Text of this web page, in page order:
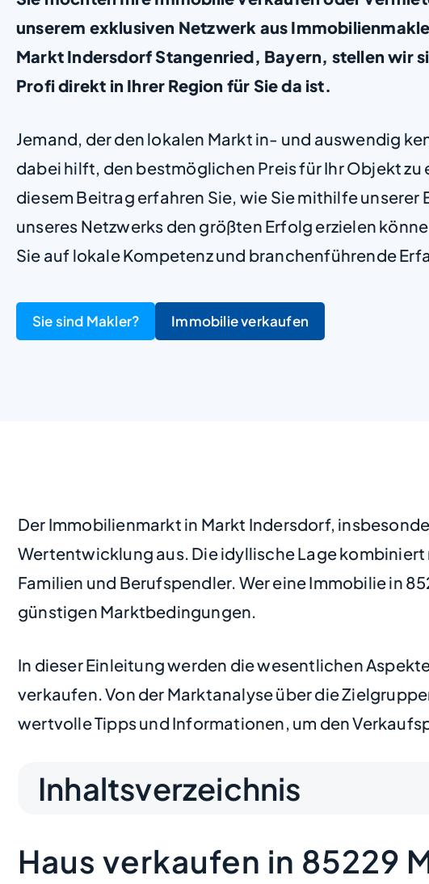
unserem exklusiven Netzwerk aus
Markt Indersdorf Stangenried, Bayern, stellen wir
Profi direkt in Ihrer Region für Sie da ist.
Jemand, der den lokalen Markt in- und auswendig
dabei hilft, den bestmöglichen Preis für Ihr Objekt zu
diesem Beitrag erfahren Sie, wie Sie mithilfe unserer
unseres Netzwerks den größten Erfolg erzielen
Sie auf lokale Kompetenz und branchenführende
Sie sind Makler? Immobilie verkaufen
Der Immobilienmarkt in Markt Indersdorf,
Wertentwicklung aus. Die idyllische Lage
Familien und Berufspendler. Wer eine Immobilie in
günstigen Marktbedingungen.
In dieser Einleitung werden die wesentlichen
verkaufen. Von der Marktanalyse über die
wertvolle Tipps und Informationen, um den
Inhaltsverzeichnis
Haus verkaufen in 85229